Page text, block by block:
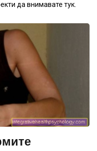
да внимавате тук.